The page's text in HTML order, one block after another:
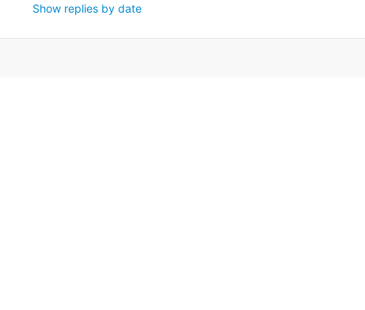
Show replies by date